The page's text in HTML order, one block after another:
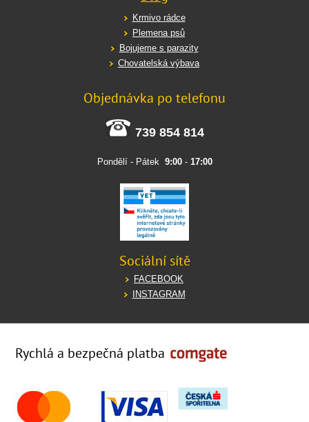
Krmivo rádce
Plemena psů
Bojujeme s parazity
Chovatelská výbava
Objednávka po telefonu
739 854 814
Pondělí - Pátek 9:00- 17:00
Sociální sítě
FACEBOOK
INSTAGRAM
Rychlá a bezpečná platba